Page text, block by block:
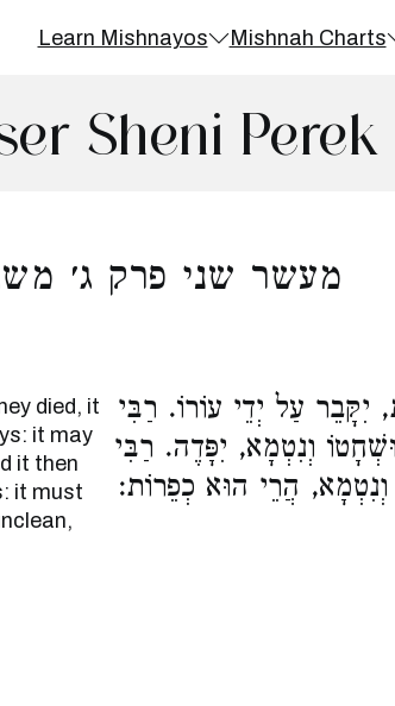
Learn Mishnayos Mishnah Charts
Sheni Perek
מעשר שני פרק ג׳
died, it
it may
it then
it must
עַל יְדֵי עוֹרוֹ. רַבִּי
וְנִטְמָא, יִפָּדֶה. רַבִּי
הֲרֵי הוּא כְפֵרוֹת: